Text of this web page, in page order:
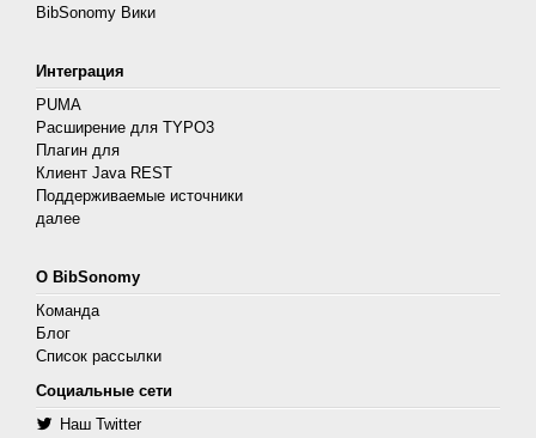
BibSonomy Вики
Интеграция
PUMA
Расширение для TYPO3
Плагин для
Клиент Java REST
Поддерживаемые источники
далее
О BibSonomy
Команда
Блог
Список рассылки
Социальные сети
Наш Twitter